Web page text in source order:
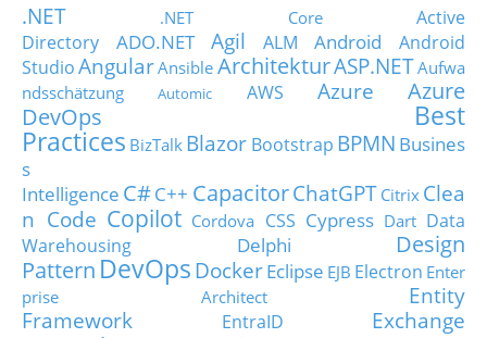
.NET .NET Core
Active
Directory
ADO.NET Agil ALM Android
Android
StudioAngularAnsible ArchitekturASP.NETAufwa
ndsschätzung
Automic AWS Azure
Azure
DevOps
Best
Practices BizTalk Blazor Bootstrap BPMN Busines
s
Intelligence C#C++ CapacitorChatGPT Citrix Clea
n Code Copilot Cordova CSS Cypress Dart Data
Warehousing
Delphi
Design
Pattern DevOps DockerEclipse EJB Electron Enter
prise Architect
Entity
Framework
EntraID
Exchange